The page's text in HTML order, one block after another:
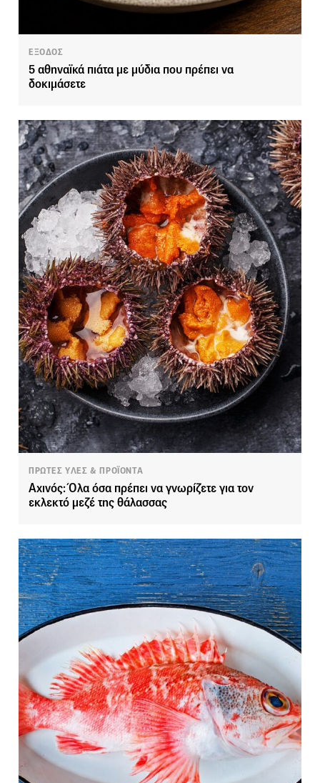
ΕΞΟΔΟΣ
5 αθηναϊκά πιάτα με μύδια που πρέπει να
δοκιμάσετε
ΠΡΩΤΕΣ ΥΛΕΣ & ΠΡΟΪΟΝΤΑ
Αχινός: Όλα όσα πρέπει να γνωρίζετε για τον
εκλεκτό μεζέ της θάλασσας